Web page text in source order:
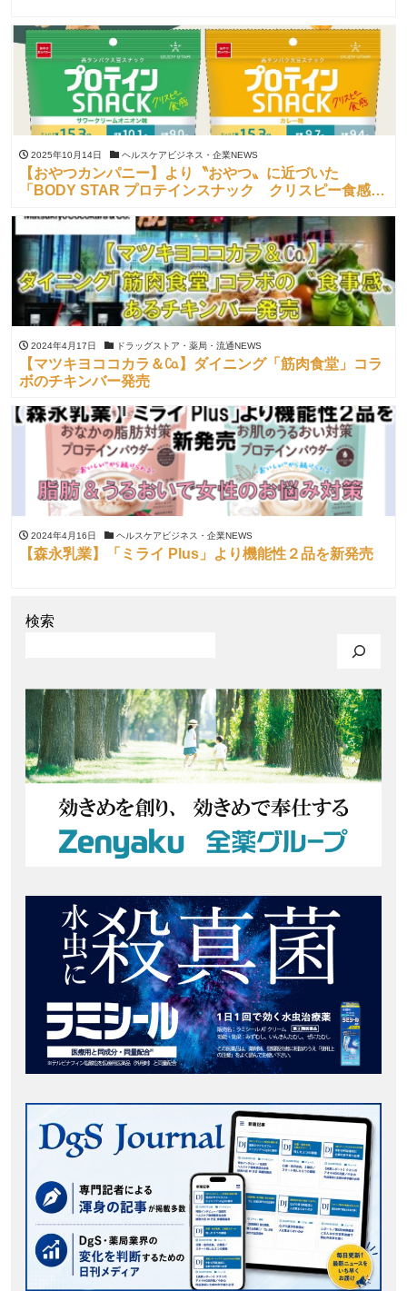
2025年10月14日 ヘルスケアビジネス・企業NEWS
【おやつカンパニー】より〝おやつ〟に近づいた
「BODY STAR プロテインスナック クリスピー食感」
2024年4月17日 ドラッグストア・薬局・流通NEWS
【マツキヨココカラ＆㏇】ダイニング「筋肉食堂」コラ
ボのチキンバー発売
2024年4月16日 ヘルスケアビジネス・企業NEWS
【森永乳業】「ミライ Plus」より機能性２品を新発売
検索